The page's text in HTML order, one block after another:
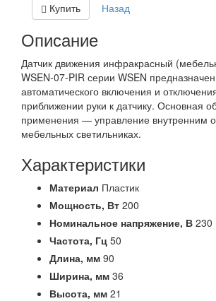
Купить Назад
Описание
Датчик движения инфракрасный
WSEN-07-PIR серии WSEN
автоматического включения и
приближении руки к датчику. Основная
применения — управление внутренним
мебельных светильниках.
Характеристики
Материал Пластик
Мощность, Вт 200
Номинальное напряжение, В 230
Частота, Гц 50
Длина, мм 90
Ширина, мм 36
Высота, мм 21